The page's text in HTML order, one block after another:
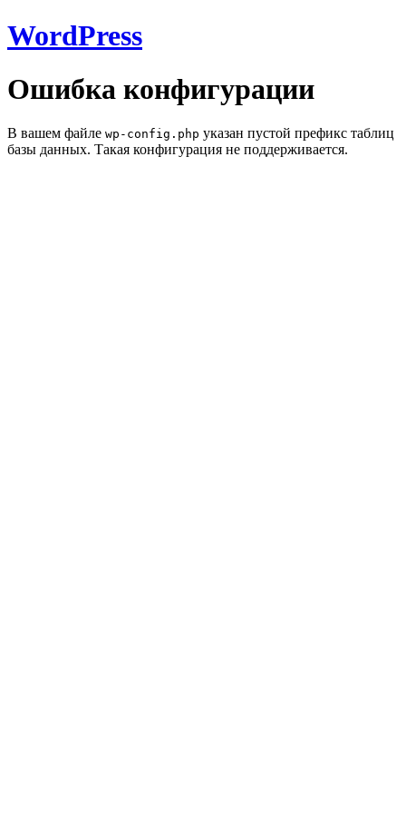
WordPress
Ошибка конфигурации
В вашем файле wp-config.php указан пустой префикс таблиц
базы данных. Такая конфигурация не поддерживается.